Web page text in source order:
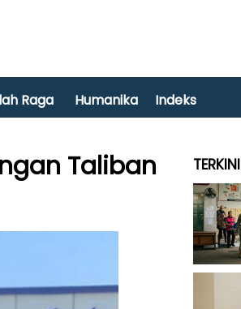
Raga Humanika Indeks
Taliban TERKINI